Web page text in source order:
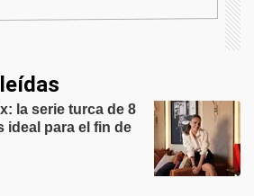
la serie turca de 8
ideal para el fin de